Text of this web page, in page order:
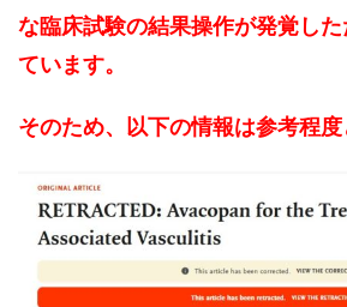
な臨床試験の結果操作が発覚し
ています。
そのため、以下の情報は参考程度